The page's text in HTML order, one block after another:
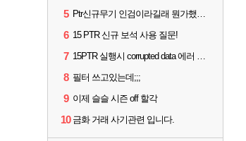
5 Ptr신규무기 인검이라길래 뭔가했는데
6 15 PTR 신규 보석 사용 질문!
7 15PTR 실행시 corrupted data 에러 해결법
8 필터 쓰고있는데;;;
9 이제 슬슬 시즌 off 할각
10 금화 거래 사기관련 입니다.